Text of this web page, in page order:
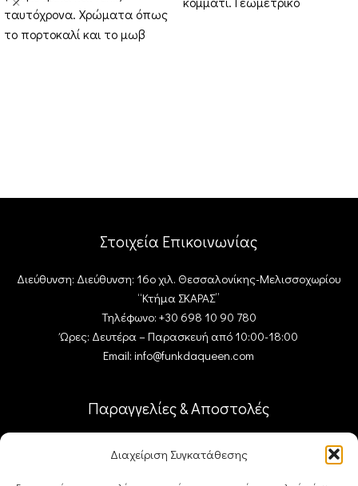
Διαχείριση Συγκατάθεσης
ταυτόχρονα. Χρώματα όπως
το πορτοκαλί και το μωβ
Στοιχεία Επικοινωνίας
Διεύθυνση: Διεύθυνση: 16ο χιλ. Θεσσαλονίκης-Μελισσοχωρίου
“Κτήμα ΣΚΑΡΑΣ”
Τηλέφωνο: +30 698 10 90 780
Ώρες: Δευτέρα – Παρασκευή από 10:00-18:00
Email: info@funkdaqueen.com
Παραγγελίες & Αποστολές
Καλάθι